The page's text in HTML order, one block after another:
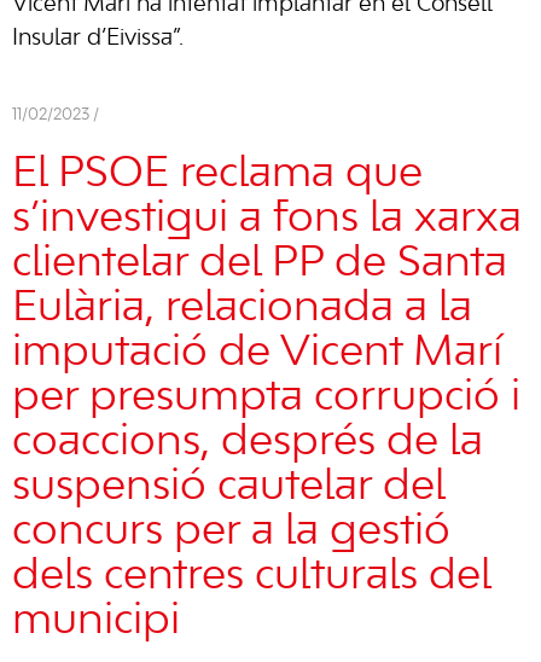
Vicent Marí ha intentat implantar en el Consell
Insular d’Eivissa”.
11/02/2023 /
El PSOE reclama que
s’investigui a fons la xarxa
clientelar del PP de Santa
Eulària, relacionada a la
imputació de Vicent Marí
per presumpta corrupció i
coaccions, després de la
suspensió cautelar del
concurs per a la gestió
dels centres culturals del
municipi